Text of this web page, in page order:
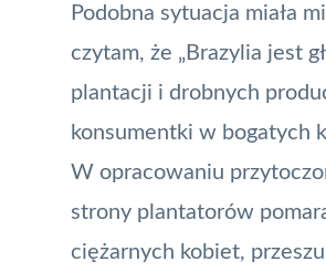
Podobna sytuacja miała
czytam, że „Brazylia jest
plantacji i drobnych
konsumentki w bogatych
W opracowaniu
strony plantatorów
ciężarnych kobiet,